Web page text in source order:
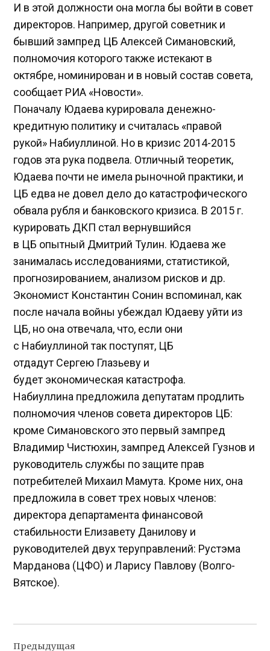
И в этой должности она могла бы войти в совет
директоров. Например, другой советник и
бывший зампред ЦБ Алексей Симановский,
полномочия которого также истекают в
октябре, номинирован и в новый состав совета,
сообщает РИА «Новости».
Поначалу Юдаева курировала денежно-
кредитную политику и считалась «правой
рукой» Набиуллиной. Но в кризис 2014-2015
годов эта рука подвела. Отличный теоретик,
Юдаева почти не имела рыночной практики, и
ЦБ едва не довел дело до катастрофического
обвала рубля и банковского кризиса. В 2015 г.
курировать ДКП стал вернувшийся
в ЦБ опытный Дмитрий Тулин. Юдаева же
занималась исследованиями, статистикой,
прогнозированием, анализом рисков и др.
Экономист Константин Сонин вспоминал, как
после начала войны убеждал Юдаеву уйти из
ЦБ, но она отвечала, что, если они
с Набиуллиной так поступят, ЦБ
отдадут Сергею Глазьеву и
будет экономическая катастрофа.
Набиуллина предложила депутатам продлить
полномочия членов совета директоров ЦБ:
кроме Симановского это первый зампред
Владимир Чистюхин, зампред Алексей Гузнов и
руководитель службы по защите прав
потребителей Михаил Мамута. Кроме них, она
предложила в совет трех новых членов:
директора департамента финансовой
стабильности Елизавету Данилову и
руководителей двух теруправлений: Рустэма
Марданова (ЦФО) и Ларису Павлову (Волго-
Вятское).
Предыдущая